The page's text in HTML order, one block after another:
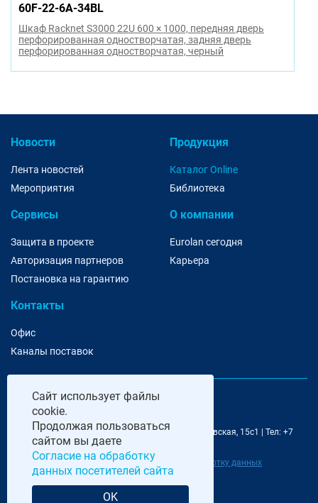
60F-22-6A-34BL
Шкаф Racknet S3000 22U 600 × 1000, передняя дверь
перфорированная одностворчатая, задняя дверь
перфорированная одностворчатая, черный
Новости
Лента новостей
Мероприятия
Продукция
Каталог Online
Библиотека
Сервисы
Защита в проекте
Авторизация партнеров
Постановка на гарантию
О компании
Eurolan сегодня
Карьера
Контакты
Офис
Каналы поставок
@ 2006-2026 Eurolan | 115193, Москва, 7-я Кожуховская, 15с1 | Тел: +7
495 252 07 99 | E-Mail: moscow@eurolan.ru
Политика обработки данных|Согласие на обработку данных
посетителей сайта
Разработка и сопровождение сайта
Сайт использует файлы
cookie.
Продолжая пользоваться
сайтом вы даете
Согласие на обработку
данных посетителей сайта
OK